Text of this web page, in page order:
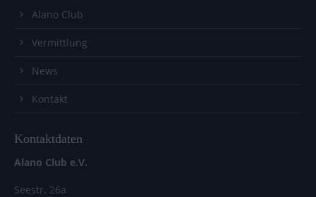
Alano Club
Vermittlung
News
Kontakt
Kontaktdaten
Alano Club e.V.
Seestr. 26a